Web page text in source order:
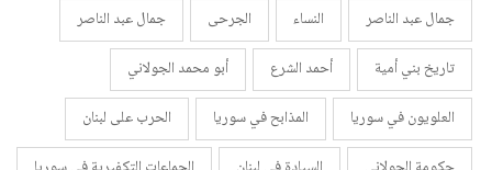
جمال عبد الناصر
النساء الجرحى
جمال عبد الناصر
تاريخ بني أمية
أحمد الشرع
أبو محمد الجولاني
العلويون في سوريا
المذابح في سوريا
الحرب على لبنان